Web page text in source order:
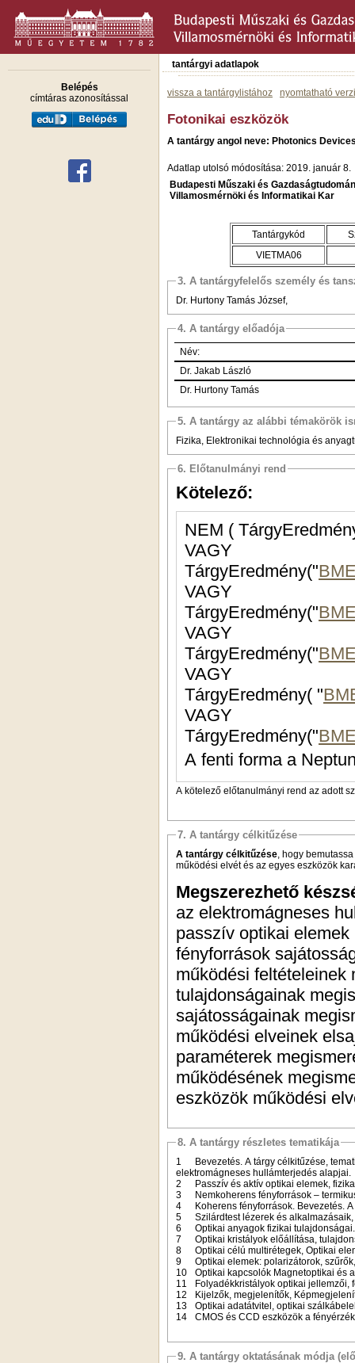
Belépés
címtáras azonosítással
tantárgyi adatlapok
vissza a tantárgylistához nyomtatható
Fotonikai eszközök
A tantárgy angol neve: Photonics
Adatlap utolsó módosítása: 2019. január 8.
Budapesti Műszaki és
Villamosmérnöki és Informatikai Kar
Tantárgykód
VIETMA06
3. A tantárgyfelelős személy és
Dr. Hurtony Tamás József,
4. A tantárgy előadója
Név:
Dr. Jakab László
Dr. Hurtony Tamás
5. A tantárgy az alábbi témakörök
Fizika, Elektronikai technológia és
6. Előtanulmányi rend
Kötelező:
NEM (
VAGY
TárgyEredmény("
VAGY
TárgyEredmény("
VAGY
TárgyEredmény("
VAGY
TárgyEredmény( "
VAGY
TárgyEredmény("
A fenti forma a
A kötelező előtanulmányi rend az adott
7. A tantárgy célkitűzése
A tantárgy célkitűzése, hogy
működési elvét és az egyes eszközök
Megszerezhető
az elektromágneses
passzív optikai
fényforrások
működési feltételeinek
tulajdonságainak
sajátosságainak
működési elveinek
paraméterek
működésének
eszközök működési
8. A tantárgy részletes tematikája
1
Bevezetés. A tárgy célkitűzése,
elektromágneses hullámterjedés alapjai.
2
Passzív és aktív optikai elemek,
3
Nemkoherens fényforrások –
4
Koherens fényforrások. Bevezetés.
5
Szilárdtest lézerek és
6
Optikai anyagok fizikai
7
Optikai kristályok előállítása,
8
Optikai célú multirétegek, Optikai
9
Optikai elemek: polarizátorok,
10
Optikai kapcsolók Magnetoptikai és
11
Folyadékkristályok optikai jellemzői,
12
Kijelzők, megjelenítők,
13
Optikai adatátvitel, optikai
14
CMOS és CCD eszközök a
9. A tantárgy oktatásának módja